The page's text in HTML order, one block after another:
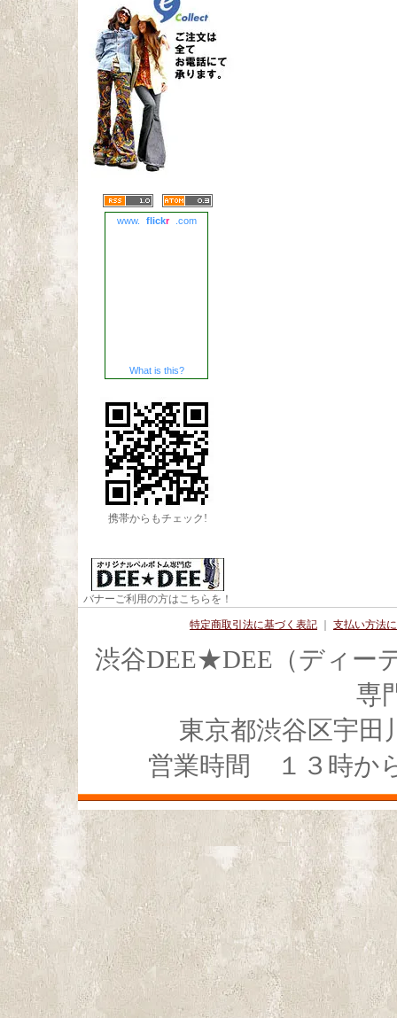
www. flickr .com
What is this?
携帯からもチェック!
バナーご利用の方はこちらを！
特定商取引法に基づく表記 支払い方法
渋谷DEE★DEE（ディー
専
東京都渋谷区宇
営業時間 １３時か